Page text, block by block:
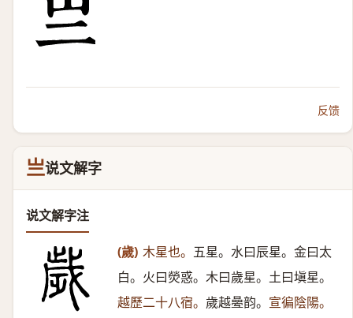
反馈
亗说文解字
说文解字注
(歲) 木星也。 五星。水曰辰星。金曰太
白。火曰熒惑。木曰歲星。土曰塡星。
越歷二十八宿。 歲越㬪韵。 宣徧陰陽。